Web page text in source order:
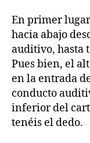
En primer
hacia abajo
auditivo, hasta
Pues bien, el
en la entrada
conducto
inferior del
tenéis el dedo.